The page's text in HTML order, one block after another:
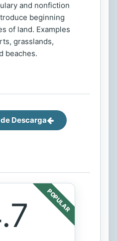
and nonfiction
beginning
of land. Examples
grasslands,
beaches.
Descarga
POPULAR